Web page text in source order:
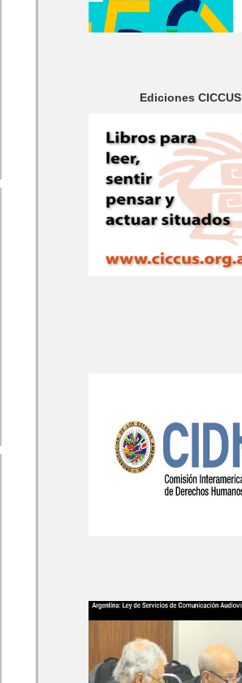
Ediciones CICCUS